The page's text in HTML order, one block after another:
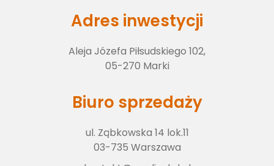
Zdjęcia z budowy
Kontakt
Adres inwestycji
Aleja Józefa Piłsudskiego 102,
05-270 Marki
Biuro sprzedaży
ul. Ząbkowska 14 lok.11
03-735 Warszawa